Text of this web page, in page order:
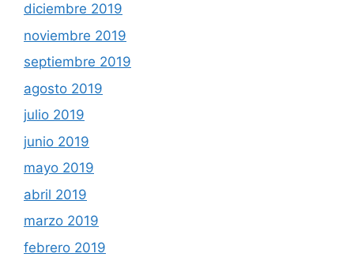
diciembre 2019
noviembre 2019
septiembre 2019
agosto 2019
julio 2019
junio 2019
mayo 2019
abril 2019
marzo 2019
febrero 2019